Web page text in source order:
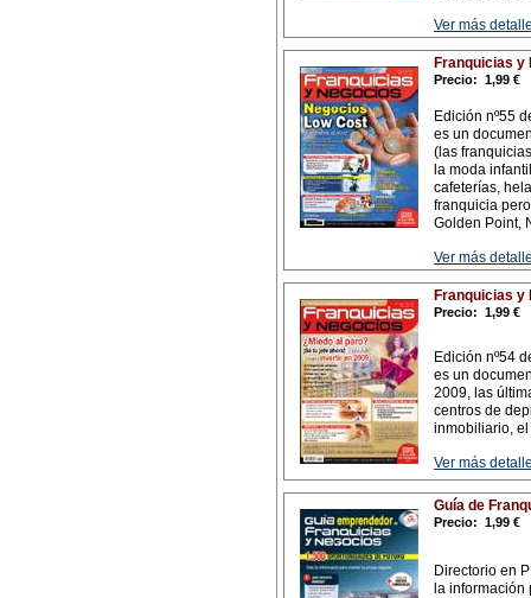
Ver más
Franquicias y
Precio: 1,99 €
Edición nº55
es un
(las
la moda
cafeterías,
franquicia
Golden Point,
Ver más
Franquicias y
Precio: 1,99 €
Edición nº54
es un
2009, las
centros de
inmobiliario,
Ver más
Guía de
Precio: 1,99 €
Directorio en
la información